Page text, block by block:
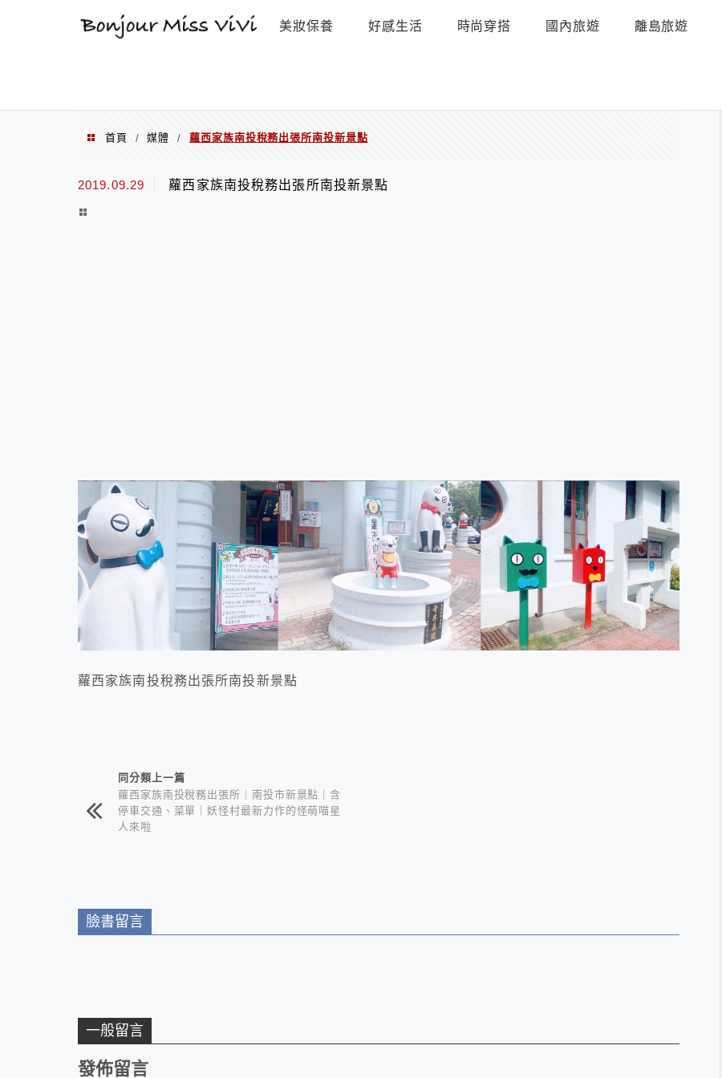
美妝保養 好感生活 時尚穿搭 國內旅遊 離島旅遊
首頁 / 媒體 / 蘿西家族南投稅務出張所南投新景點
2019.09.29 蘿西家族南投稅務出張所南投新景點
蘿西家族南投稅務出張所南投新景點
相連文章同分類上一篇
蘿西家族南投稅務出張所｜南投市新景點｜含
停車交通、菜單｜妖怪村最新力作的怪萌喵星
人來啦
臉書留言
一般留言
發佈留言